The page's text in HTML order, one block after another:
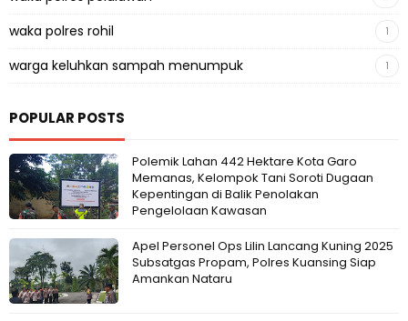
waka polres rohil 1
warga keluhkan sampah menumpuk 1
POPULAR POSTS
Polemik Lahan 442 Hektare Kota Garo
Memanas, Kelompok Tani Soroti Dugaan
Kepentingan di Balik Penolakan
Pengelolaan Kawasan
Apel Personel Ops Lilin Lancang Kuning 2025
Subsatgas Propam, Polres Kuansing Siap
Amankan Nataru